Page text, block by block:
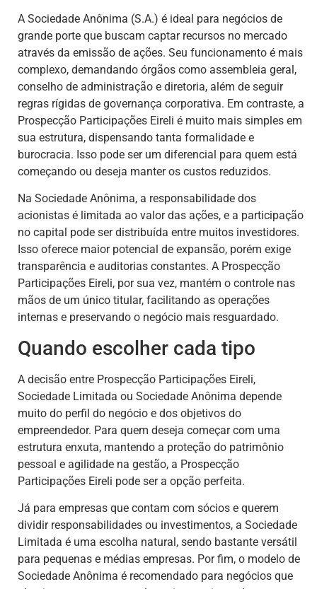
A Sociedade Anônima (S.A.) é ideal para negócios de
grande porte que buscam captar recursos no mercado
através da emissão de ações. Seu funcionamento é mais
complexo, demandando órgãos como assembleia geral,
conselho de administração e diretoria, além de seguir
regras rígidas de governança corporativa. Em contraste, a
Prospecção Participações Eireli é muito mais simples em
sua estrutura, dispensando tanta formalidade e
burocracia. Isso pode ser um diferencial para quem está
começando ou deseja manter os custos reduzidos.
Na Sociedade Anônima, a responsabilidade dos
acionistas é limitada ao valor das ações, e a participação
no capital pode ser distribuída entre muitos investidores.
Isso oferece maior potencial de expansão, porém exige
transparência e auditorias constantes. A Prospecção
Participações Eireli, por sua vez, mantém o controle nas
mãos de um único titular, facilitando as operações
internas e preservando o negócio mais resguardado.
Quando escolher cada tipo
A decisão entre Prospecção Participações Eireli,
Sociedade Limitada ou Sociedade Anônima depende
muito do perfil do negócio e dos objetivos do
empreendedor. Para quem deseja começar com uma
estrutura enxuta, mantendo a proteção do patrimônio
pessoal e agilidade na gestão, a Prospecção
Participações Eireli pode ser a opção perfeita.
Já para empresas que contam com sócios e querem
dividir responsabilidades ou investimentos, a Sociedade
Limitada é uma escolha natural, sendo bastante versátil
para pequenas e médias empresas. Por fim, o modelo de
Sociedade Anônima é recomendado para negócios que